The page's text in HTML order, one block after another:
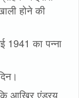
होने की
1941 का पन्‍ना
आखिर एंड्रयू